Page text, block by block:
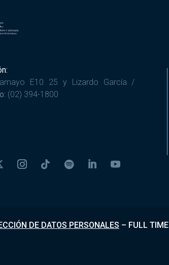
E10 25 y Lizardo García /
(02) 394-1800
DE DATOS PERSONALES – FULL TIME